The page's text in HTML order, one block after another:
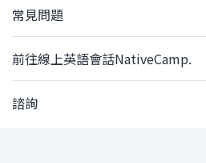
常見問題
前往線上英語會話NativeCamp.
諮詢